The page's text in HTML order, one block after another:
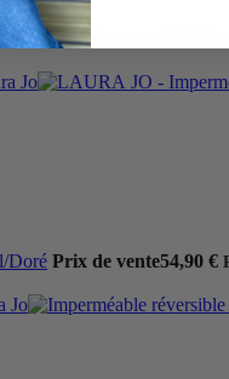
Doré Prix de vente
Doré Prix de vente54,90 €